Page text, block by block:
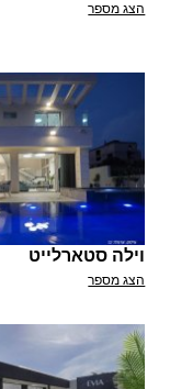
הצג מספר
וילה סטארלייט
הצג מספר